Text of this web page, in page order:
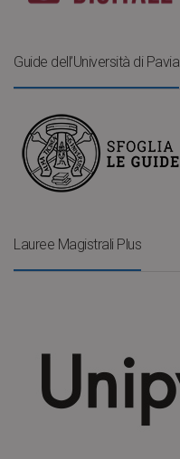
Guide dell’Università di Pavia
Lauree Magistrali Plus